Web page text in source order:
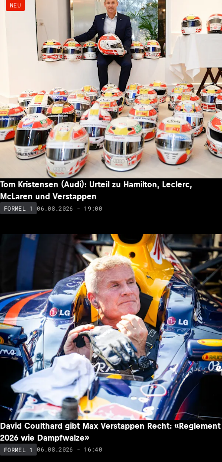
NEU
Tom Kristensen (Audi): Urteil zu Hamilton, Leclerc,
McLaren und Verstappen
FORMEL 1 06.08.2026 - 19:00
David Coulthard gibt Max Verstappen Recht: «Reglement
2026 wie Dampfwalze»
FORMEL 1 06.08.2026 - 16:40